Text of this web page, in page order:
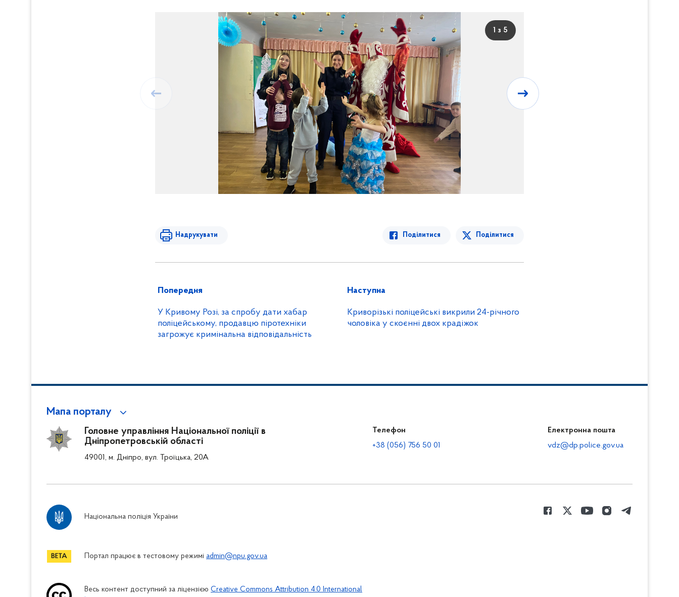
1 з 5
Надрукувати Поділитися Поділитися
Попередня
У Кривому Розі, за спробу дати хабар
поліцейському, продавцю піротехніки
загрожує кримінальна відповідальність
Наступна
Криворізькі поліцейські викрили 24-річного
чоловіка у скоєнні двох крадіжок
Мапа порталу
Головне управління Національної поліції в
Дніпропетровській області
49001, м. Дніпро, вул. Троїцька, 20А
Телефон
+38 (056) 756 50 01
Електронна пошта
vdz@dp.police.gov.ua
Національна поліція України
Портал працює в тестовому режимі admin@npu.gov.ua
Весь контент доступний за ліцензією Creative Commons Attribution 4.0 International